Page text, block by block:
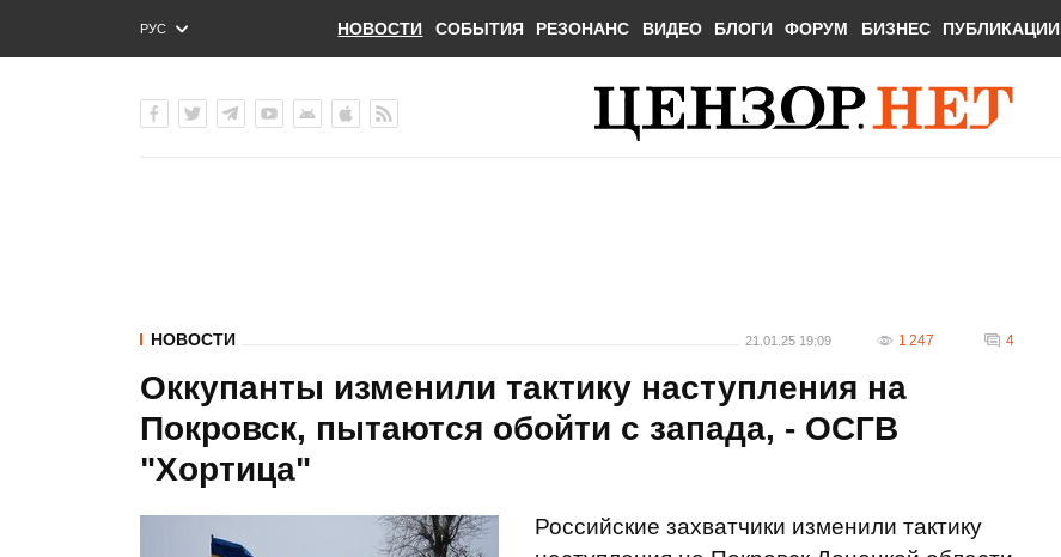
РУС
ENG
НОВОСТИ СОБЫТИЯ РЕЗОНАНС ВИДЕО БЛОГИ ФОРУМ БИЗНЕС ПУБЛИКАЦИИ
НОВОСТИ 21.01.25 19:09 1 247 4
Оккупанты изменили тактику наступления на
Покровск, пытаются обойти с запада, - ОСГВ
"Хортица"
Российские захватчики изменили тактику